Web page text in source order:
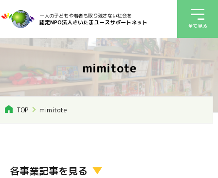
一人の子どもや若者も取り残さない社会を
認定NPO法人さいたまユースサポートネット 全て見る
mimitote
TOP mimitote
各事業記事を見る